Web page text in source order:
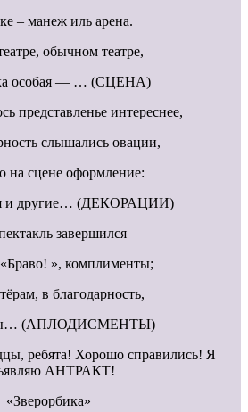
– манеж иль арена.
обычном театре,
особая — … (СЦЕНА)
представленье интереснее,
слышались овации,
на сцене оформление:
и другие… (ДЕКОРАЦИИ)
завершился –
», комплименты;
в благодарность,
(АПЛОДИСМЕНТЫ)
ребята! Хорошо справились! Я
АНТРАКТ!
«Зверорбика»